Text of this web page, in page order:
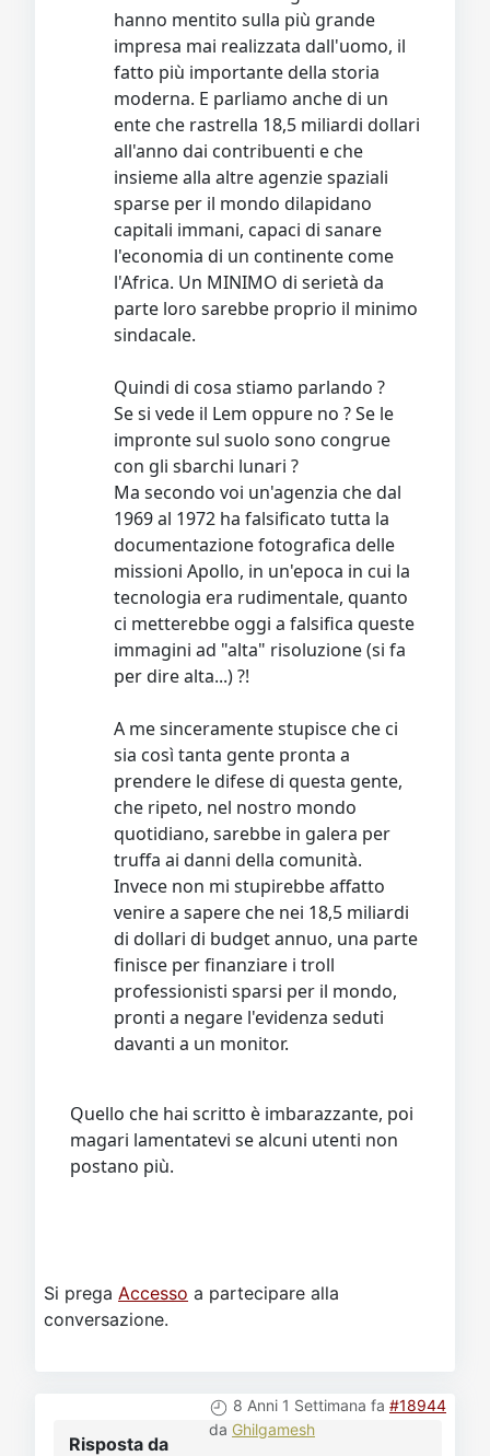
hanno mentito sulla più grande
impresa mai realizzata dall'uomo, il
fatto più importante della storia
moderna. E parliamo anche di un
ente che rastrella 18,5 miliardi dollari
all'anno dai contribuenti e che
insieme alla altre agenzie spaziali
sparse per il mondo dilapidano
capitali immani, capaci di sanare
l'economia di un continente come
l'Africa. Un MINIMO di serietà da
parte loro sarebbe proprio il minimo
sindacale.
Quindi di cosa stiamo parlando ?
Se si vede il Lem oppure no ? Se le
impronte sul suolo sono congrue
con gli sbarchi lunari ?
Ma secondo voi un'agenzia che dal
1969 al 1972 ha falsificato tutta la
documentazione fotografica delle
missioni Apollo, in un'epoca in cui la
tecnologia era rudimentale, quanto
ci metterebbe oggi a falsifica queste
immagini ad "alta" risoluzione (si fa
per dire alta...) ?!
A me sinceramente stupisce che ci
sia così tanta gente pronta a
prendere le difese di questa gente,
che ripeto, nel nostro mondo
quotidiano, sarebbe in galera per
truffa ai danni della comunità.
Invece non mi stupirebbe affatto
venire a sapere che nei 18,5 miliardi
di dollari di budget annuo, una parte
finisce per finanziare i troll
professionisti sparsi per il mondo,
pronti a negare l'evidenza seduti
davanti a un monitor.
Quello che hai scritto è imbarazzante, poi
magari lamentatevi se alcuni utenti non
postano più.
Si prega Accesso a partecipare alla
conversazione.
8 Anni 1 Settimana fa #18944
da Ghilgamesh
Risposta da